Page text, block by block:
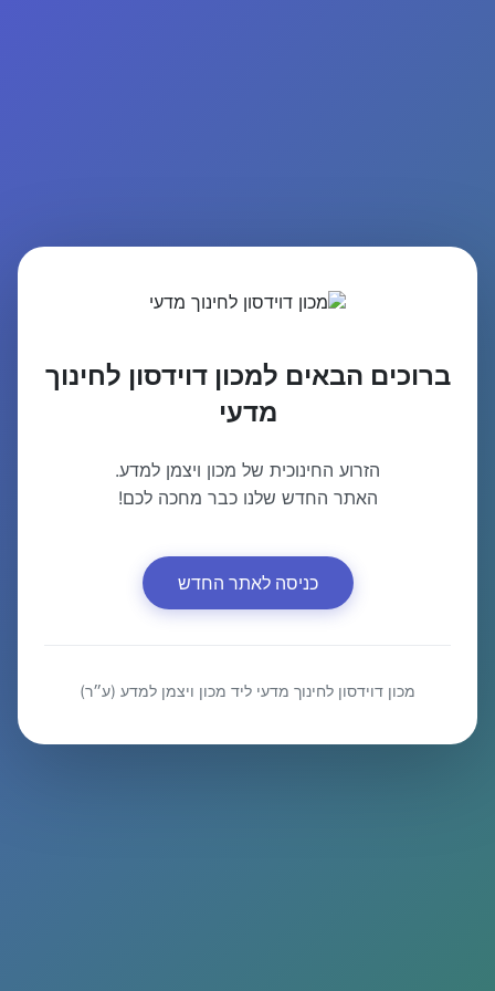
ברוכים הבאים למכון דוידסון לחינוך
מדעי
הזרוע החינוכית של מכון ויצמן למדע.
האתר החדש שלנו כבר מחכה לכם!
כניסה לאתר החדש
מכון דוידסון לחינוך מדעי ליד מכון ויצמן למדע (ע״ר)